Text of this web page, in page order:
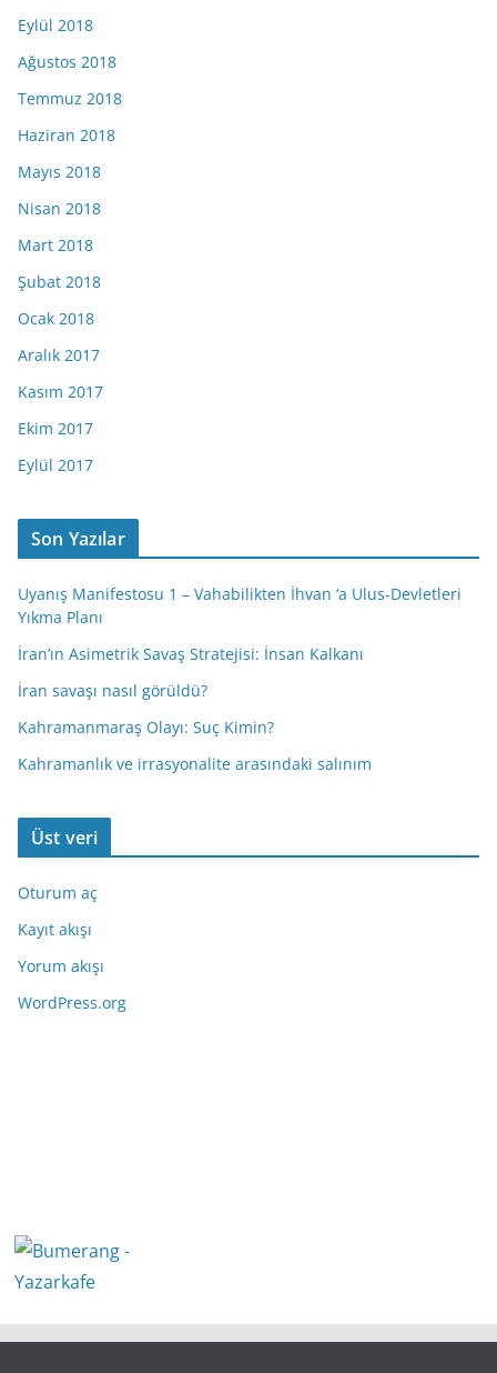
Eylül 2018
Ağustos 2018
Temmuz 2018
Haziran 2018
Mayıs 2018
Nisan 2018
Mart 2018
Şubat 2018
Ocak 2018
Aralık 2017
Kasım 2017
Ekim 2017
Eylül 2017
Son Yazılar
Uyanış Manifestosu 1 – Vahabilikten İhvan ‘a Ulus-Devletleri
Yıkma Planı
İran’ın Asimetrik Savaş Stratejisi: İnsan Kalkanı
İran savaşı nasıl görüldü?
Kahramanmaraş Olayı: Suç Kimin?
Kahramanlık ve irrasyonalite arasındaki salınım
Üst veri
Oturum aç
Kayıt akışı
Yorum akışı
WordPress.org